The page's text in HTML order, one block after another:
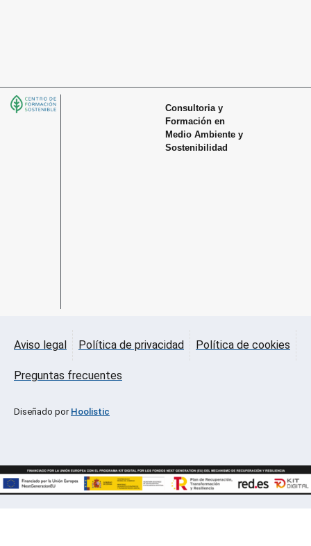
Consultoria y
Formación en
Medio Ambiente y
Sostenibilidad
Aviso legal Política de privacidad Política de cookies
Preguntas frecuentes
Diseñado por Hoolistic